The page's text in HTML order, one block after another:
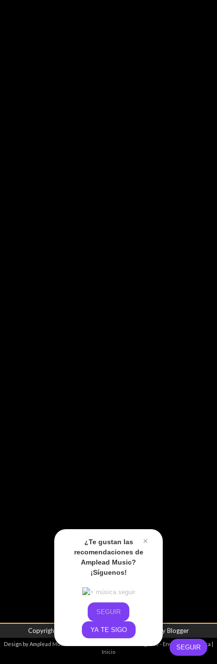
SEGUIR
×
¿Te gustan las
recomendaciones de
Amplead Music?
¡Síguenos!
SEGUIR
YA TE SIGO
Copyright © Amplead Music| Powered byBlogger
Design byAmplead Music - Promoviendo el talento emergente - Envíanos tu música
Inicio